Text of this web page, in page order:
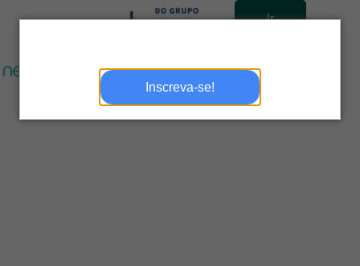
Inscreva-se!
Ir